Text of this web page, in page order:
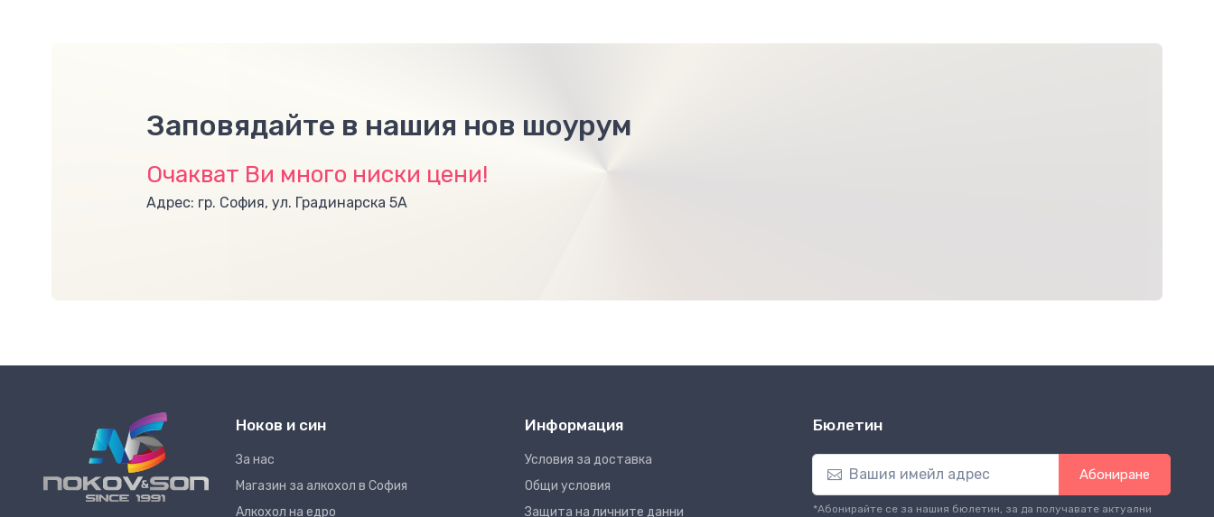
Заповядайте в нашия нов шоурум
Очакват Ви много ниски цени!
Адрес: гр. София, ул. Градинарска 5А
Ноков и син
За нас
Магазин за алкохол в София
Алкохол на едро
Информация
Условия за доставка
Общи условия
Защита на личните данни
Бюлетин
Абониране
*Абонирайте се за нашия бюлетин, за да получавате актуални